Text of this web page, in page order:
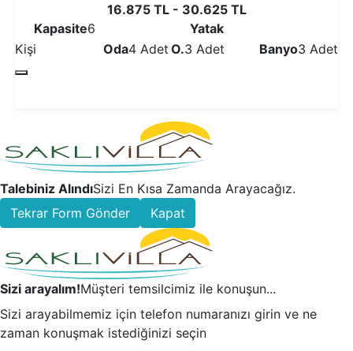
16.875 TL - 30.625 TL
Kapasite6
Kişi
Oda4 Adet
Yatak
O.3 Adet Banyo3 Adet
Talebiniz AlındıSizi En Kısa Zamanda Arayacağız.
Tekrar Form Gönder
Kapat
Sizi arayalım!Müşteri temsilcimiz ile konuşun...
Sizi arayabilmemiz için telefon numaranızı girin ve ne
zaman konuşmak istediğinizi seçin